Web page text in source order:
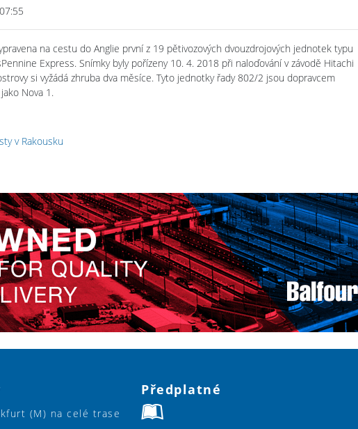
na cestu do Anglie první z 19 pětivozových dvouzdrojových jednotek typu
Express. Snímky byly pořízeny 10. 4. 2018 při naloďování v závodě Hitachi
si vyžádá zhruba dva měsíce. Tyto jednotky řady 802/2 jsou dopravcem
Nova 1.
v Rakousku
(M) na celé trase
Předplatné